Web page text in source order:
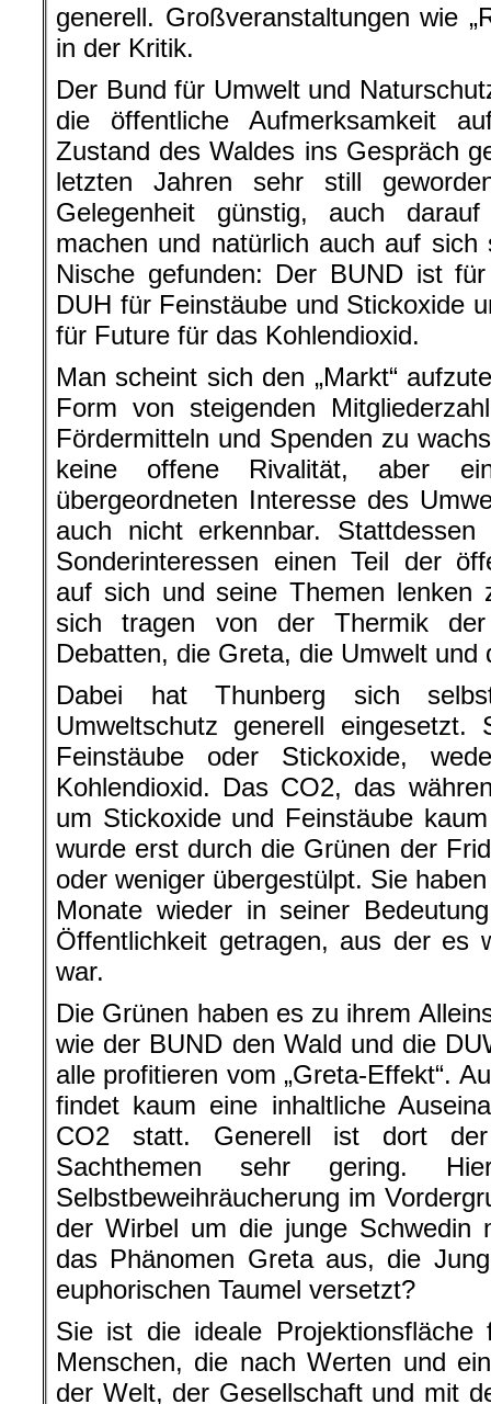
generell. Großveranstaltungen wie
in der Kritik.
Der Bund für Umwelt und
die öffentliche Aufmerksamkeit
Zustand des Waldes ins Gespräch
letzten Jahren sehr still
Gelegenheit günstig, auch
machen und natürlich auch auf
Nische gefunden: Der BUND ist
DUH für Feinstäube und Stickoxide
für Future für das Kohlendioxid.
Man scheint sich den „Markt“
Form von steigenden
Fördermitteln und Spenden zu
keine offene Rivalität, aber
übergeordneten Interesse des
auch nicht erkennbar.
Sonderinteressen einen Teil der
auf sich und seine Themen lenken
sich tragen von der Thermik
Debatten, die Greta, die Umwelt
Dabei hat Thunberg sich
Umweltschutz generell
Feinstäube oder Stickoxide,
Kohlendioxid. Das CO2, das
um Stickoxide und Feinstäube
wurde erst durch die Grünen der
oder weniger übergestülpt. Sie
Monate wieder in seiner
Öffentlichkeit getragen, aus der es
war.
Die Grünen haben es zu ihrem
wie der BUND den Wald und die
alle profitieren vom „Greta-Effekt“.
findet kaum eine inhaltliche
CO2 statt. Generell ist dort
Sachthemen sehr gering.
Selbstbeweihräucherung im
der Wirbel um die junge Schwedin
das Phänomen Greta aus, die
euphorischen Taumel versetzt?
Sie ist die ideale Projektionsfläche
Menschen, die nach Werten und
der Welt, der Gesellschaft und mit